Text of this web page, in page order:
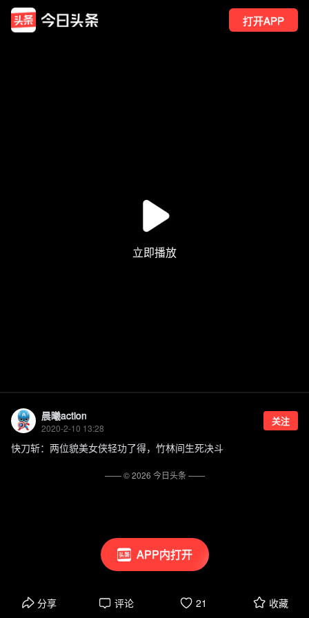
打开APP
APP内打开
晨曦action
2020-2-10 13:28
关注
快刀斩：两位貌美女侠轻功了得，竹林间生死决斗
分享 评论 21 收藏
—— ©2026 今日头条——